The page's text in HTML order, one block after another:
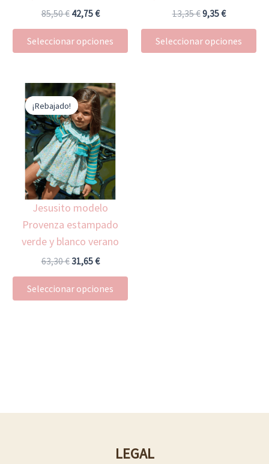
85,50€ 42,75€
Seleccionar opciones
la
página
13,35€9,35€
Seleccionar opciones
la
¡Rebajado!
¡Rebajado!
Jesusito modelo
Provenza estampado
verde y blanco verano
63,30€
El
precio
original
era:
63,30 €.
31,65€
El
precio
actual
es:
31,65 €.
Seleccionar opciones
la
LEGAL